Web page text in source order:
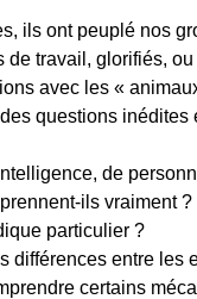
ils ont peuplé nos
travail, glorifiés,
avec les «
questions
de
ils vraiment
particulier ?
différences entre
certains